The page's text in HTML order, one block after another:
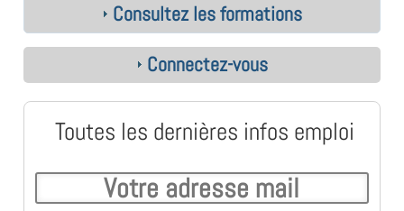
Consultez les formations
Connectez-vous
Toutes les dernières infos emploi